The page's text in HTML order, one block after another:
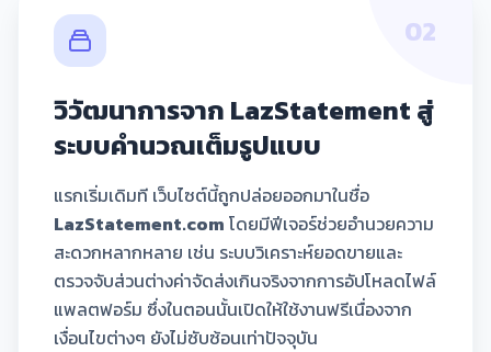
02
วิวัฒนาการจาก LazStatement สู่
ระบบคำนวณเต็มรูปแบบ
แรกเริ่มเดิมที เว็บไซต์นี้ถูกปล่อยออกมาในชื่อ
LazStatement.com โดยมีฟีเจอร์ช่วยอำนวยความ
สะดวกหลากหลาย เช่น ระบบวิเคราะห์ยอดขายและ
ตรวจจับส่วนต่างค่าจัดส่งเกินจริงจากการอัปโหลดไฟล์
แพลตฟอร์ม ซึ่งในตอนนั้นเปิดให้ใช้งานฟรีเนื่องจาก
เงื่อนไขต่างๆ ยังไม่ซับซ้อนเท่าปัจจุบัน